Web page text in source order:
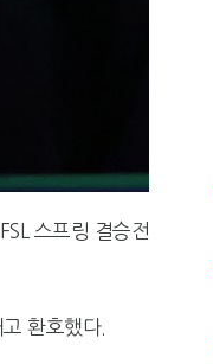
스프링 결승전
환호했다.